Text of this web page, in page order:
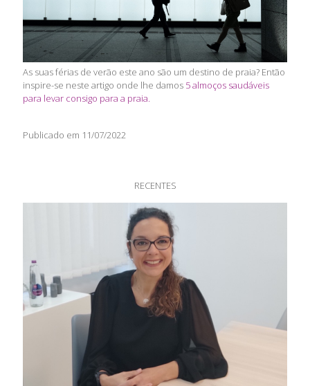
As suas férias de verão este ano são um destino de praia? Então
inspire-se neste artigo onde lhe damos 5 almoços saudáveis
para levar consigo para a praia.
Publicado em 11/07/2022
RECENTES